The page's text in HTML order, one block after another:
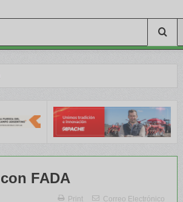
FADA
Print Correo Electrónico